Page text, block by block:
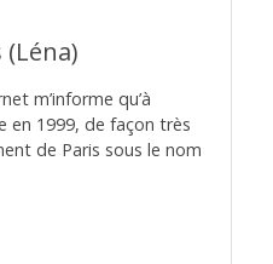
m’informe qu’à
en 1999, de façon très
de Paris sous le nom